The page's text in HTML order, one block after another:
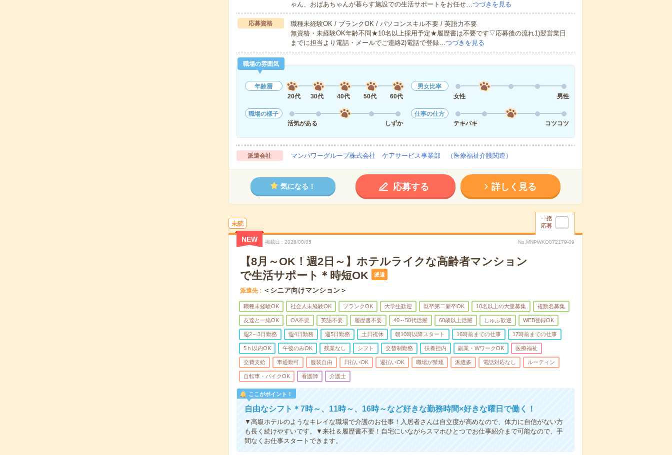
ゃん、おばあちゃんが暮らす施設での生活サポートをお任せ…つづきを見る
応募資格
職種未経験OK / ブランクOK / パソコンスキル不要 / 英語力不要
無資格・未経験OK年齢不問★10名以上採用予定★履歴書は不要です▽応募後の流れ1)翌営業日
までに担当より電話・メールでご連絡2)電話で登録…つづきを見る
職場の雰囲気
年齢層
20代
30代 40代 50代 60代
男女比率
女性
男性
職場の様子
活気がある
しずか
仕事の仕方
テキパキ
コツコツ
派遣会社 マンパワーグループ株式会社 ケアサービス事業部 （医療福祉介護関連）
気になる！ 応募する 詳しく見る
未読
一括
応募
NEW 掲載日 2026/08/05 No.MNPWKO872179-09
【8月～OK！週2日～】ホテルライクな高齢者マンション
で生活サポート＊時短OK
派遣
派遣先 ＜シニア向けマンション＞
職種未経験OK 社会人未経験OK ブランクOK 大学生歓迎 既卒第二新卒OK 10名以上の大量募集 複数名募集
友達と一緒OK OA不要 英語不要 履歴書不要 40～50代活躍 60歳以上活躍 しゅふ歓迎 WEB登録OK
週2～3日勤務 週4日勤務 週5日勤務 土日祝休 朝10時以降スタート 16時前までの仕事 17時前までの仕事
5ｈ以内OK 午後のみOK 残業なし シフト 交替制勤務 扶養控内 副業・WワークOK 医療福祉
交費支給 車通勤可 服装自由 日払いOK 週払いOK 職場が禁煙 派遣多 電話対応なし ルーティン
自転車・バイクOK 看護師 介護士
ここがポイント！
自由なシフト＊7時～、11時～、16時～など好きな勤務時間×好きな曜日で働く！
▼高級ホテルのようなキレイな職場で介護のお仕事！入居者さんは自立度が高めなので、体力に自信がない方
も長く続けやすいです。▼来社＆履歴書不要！自宅にいながらスマホひとつでお仕事紹介まで可能なので、手
間なくお仕事スタートできます。